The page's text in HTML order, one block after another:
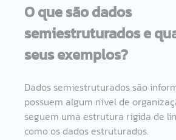
O que são dados
semiestruturados e
seus exemplos?
Dados semiestruturados são
possuem algum nível de
seguem uma estrutura rígida de
como os dados estruturados.